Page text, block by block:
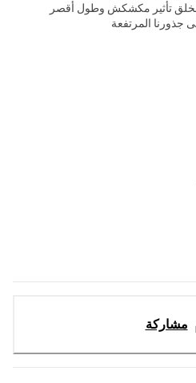
تأثير مكشكش وطول أقصر
جذورنا المرتفعة
مشاركة